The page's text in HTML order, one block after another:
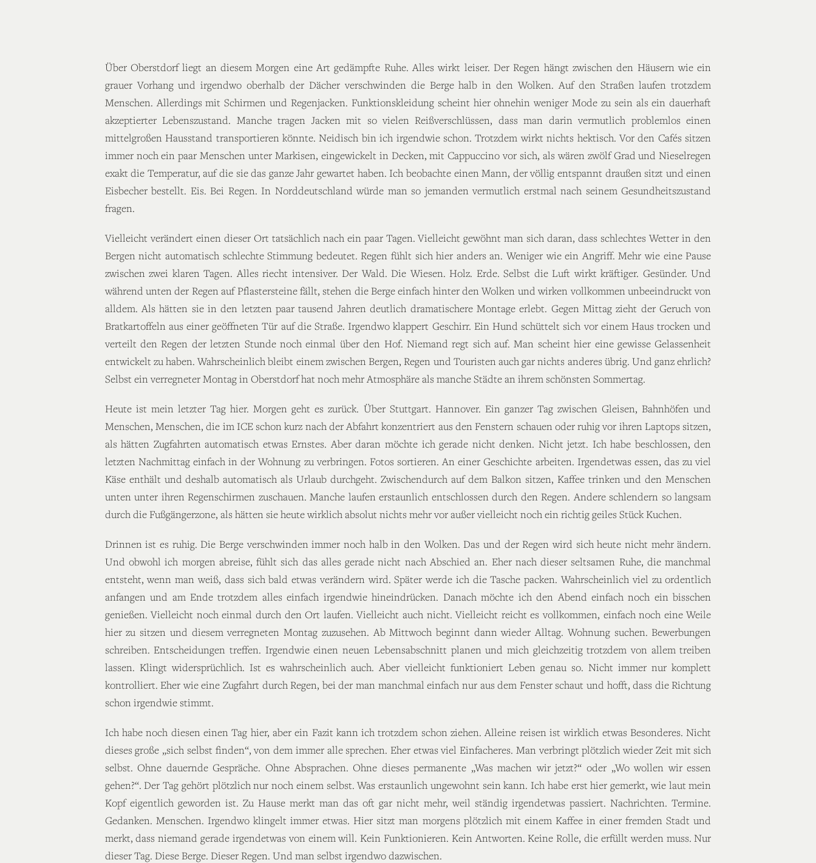
Über Oberstdorf liegt an diesem Morgen eine Art gedämpfte Ruhe. Alles wirkt leiser. Der Regen hängt zwischen den Häusern wie ein
grauer Vorhang und irgendwo oberhalb der Dächer verschwinden die Berge halb in den Wolken. Auf den Straßen laufen trotzdem
Menschen. Allerdings mit Schirmen und Regenjacken. Funktionskleidung scheint hier ohnehin weniger Mode zu sein als ein dauerhaft
akzeptierter Lebenszustand. Manche tragen Jacken mit so vielen Reißverschlüssen, dass man darin vermutlich problemlos einen
mittelgroßen Hausstand transportieren könnte. Neidisch bin ich irgendwie schon. Trotzdem wirkt nichts hektisch. Vor den Cafés sitzen
immer noch ein paar Menschen unter Markisen, eingewickelt in Decken, mit Cappuccino vor sich, als wären zwölf Grad und Nieselregen
exakt die Temperatur, auf die sie das ganze Jahr gewartet haben. Ich beobachte einen Mann, der völlig entspannt draußen sitzt und einen
Eisbecher bestellt. Eis. Bei Regen. In Norddeutschland würde man so jemanden vermutlich erstmal nach seinem Gesundheitszustand
fragen.
Vielleicht verändert einen dieser Ort tatsächlich nach ein paar Tagen. Vielleicht gewöhnt man sich daran, dass schlechtes Wetter in den
Bergen nicht automatisch schlechte Stimmung bedeutet. Regen fühlt sich hier anders an. Weniger wie ein Angriff. Mehr wie eine Pause
zwischen zwei klaren Tagen. Alles riecht intensiver. Der Wald. Die Wiesen. Holz. Erde. Selbst die Luft wirkt kräftiger. Gesünder. Und
während unten der Regen auf Pflastersteine fällt, stehen die Berge einfach hinter den Wolken und wirken vollkommen unbeeindruckt von
alldem. Als hätten sie in den letzten paar tausend Jahren deutlich dramatischere Montage erlebt. Gegen Mittag zieht der Geruch von
Bratkartoffeln aus einer geöffneten Tür auf die Straße. Irgendwo klappert Geschirr. Ein Hund schüttelt sich vor einem Haus trocken und
verteilt den Regen der letzten Stunde noch einmal über den Hof. Niemand regt sich auf. Man scheint hier eine gewisse Gelassenheit
entwickelt zu haben. Wahrscheinlich bleibt einem zwischen Bergen, Regen und Touristen auch gar nichts anderes übrig. Und ganz ehrlich?
Selbst ein verregneter Montag in Oberstdorf hat noch mehr Atmosphäre als manche Städte an ihrem schönsten Sommertag.
Heute ist mein letzter Tag hier. Morgen geht es zurück. Über Stuttgart. Hannover. Ein ganzer Tag zwischen Gleisen, Bahnhöfen und
Menschen, Menschen, die im ICE schon kurz nach der Abfahrt konzentriert aus den Fenstern schauen oder ruhig vor ihren Laptops sitzen,
als hätten Zugfahrten automatisch etwas Ernstes. Aber daran möchte ich gerade nicht denken. Nicht jetzt. Ich habe beschlossen, den
letzten Nachmittag einfach in der Wohnung zu verbringen. Fotos sortieren. An einer Geschichte arbeiten. Irgendetwas essen, das zu viel
Käse enthält und deshalb automatisch als Urlaub durchgeht. Zwischendurch auf dem Balkon sitzen, Kaffee trinken und den Menschen
unten unter ihren Regenschirmen zuschauen. Manche laufen erstaunlich entschlossen durch den Regen. Andere schlendern so langsam
durch die Fußgängerzone, als hätten sie heute wirklich absolut nichts mehr vor außer vielleicht noch ein richtig geiles Stück Kuchen.
Drinnen ist es ruhig. Die Berge verschwinden immer noch halb in den Wolken. Das und der Regen wird sich heute nicht mehr ändern.
Und obwohl ich morgen abreise, fühlt sich das alles gerade nicht nach Abschied an. Eher nach dieser seltsamen Ruhe, die manchmal
entsteht, wenn man weiß, dass sich bald etwas verändern wird. Später werde ich die Tasche packen. Wahrscheinlich viel zu ordentlich
anfangen und am Ende trotzdem alles einfach irgendwie hineindrücken. Danach möchte ich den Abend einfach noch ein bisschen
genießen. Vielleicht noch einmal durch den Ort laufen. Vielleicht auch nicht. Vielleicht reicht es vollkommen, einfach noch eine Weile
hier zu sitzen und diesem verregneten Montag zuzusehen. Ab Mittwoch beginnt dann wieder Alltag. Wohnung suchen. Bewerbungen
schreiben. Entscheidungen treffen. Irgendwie einen neuen Lebensabschnitt planen und mich gleichzeitig trotzdem von allem treiben
lassen. Klingt widersprüchlich. Ist es wahrscheinlich auch. Aber vielleicht funktioniert Leben genau so. Nicht immer nur komplett
kontrolliert. Eher wie eine Zugfahrt durch Regen, bei der man manchmal einfach nur aus dem Fenster schaut und hofft, dass die Richtung
schon irgendwie stimmt.
Ich habe noch diesen einen Tag hier, aber ein Fazit kann ich trotzdem schon ziehen. Alleine reisen ist wirklich etwas Besonderes. Nicht
dieses große „sich selbst finden“, von dem immer alle sprechen. Eher etwas viel Einfacheres. Man verbringt plötzlich wieder Zeit mit sich
selbst. Ohne dauernde Gespräche. Ohne Absprachen. Ohne dieses permanente „Was machen wir jetzt?“ oder „Wo wollen wir essen
gehen?“. Der Tag gehört plötzlich nur noch einem selbst. Was erstaunlich ungewohnt sein kann. Ich habe erst hier gemerkt, wie laut mein
Kopf eigentlich geworden ist. Zu Hause merkt man das oft gar nicht mehr, weil ständig irgendetwas passiert. Nachrichten. Termine.
Gedanken. Menschen. Irgendwo klingelt immer etwas. Hier sitzt man morgens plötzlich mit einem Kaffee in einer fremden Stadt und
merkt, dass niemand gerade irgendetwas von einem will. Kein Funktionieren. Kein Antworten. Keine Rolle, die erfüllt werden muss. Nur
dieser Tag. Diese Berge. Dieser Regen. Und man selbst irgendwo dazwischen.